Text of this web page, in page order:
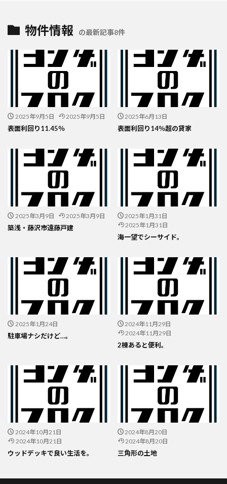
物件情報 の最新記事8件
2025年9月5日 2025年9月5日
表面利回り11.45％
2025年6月13日
表面利回り14％超の貸家
2025年3月9日 2025年3月9日
築浅・藤沢市遠藤戸建
2025年1月31日
2025年1月31日
海一望でシーサイド。
2025年1月24日
駐車場ナシだけど…。
2024年11月29日
2024年11月29日
2棟あると便利。
2024年10月21日
2024年10月21日
ウッドデッキで良い生活を。
2024年8月20日
2024年8月20日
三角形の土地